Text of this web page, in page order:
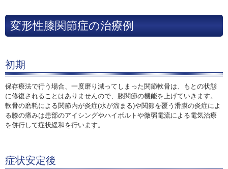
変形性膝関節症の治療例
初期
保存療法で行う場合、一度磨り減ってしまった関節軟骨は、もとの状態
に修復されることはありませんので、膝関節の機能を上げていきます。
軟骨の磨耗による関節内が炎症(水が溜まる)や関節を覆う滑膜の炎症によ
る膝の痛みは患部のアイシングやハイボルトや微弱電流による電気治療
を併行して症状緩和を行います。
症状安定後